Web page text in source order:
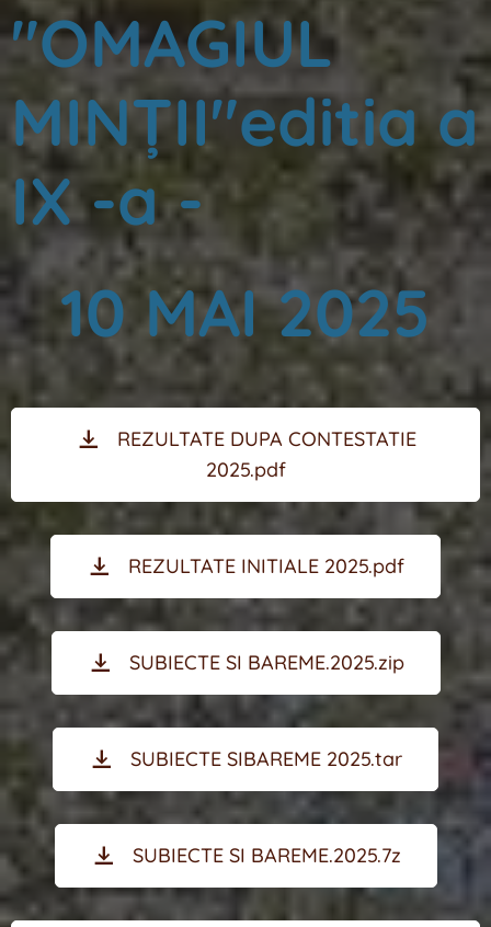
"OMAGIUL
MINȚII"editia a
IX -a -
10 MAI 2025
REZULTATE DUPA CONTESTATIE
2025.pdf
REZULTATE INITIALE 2025.pdf
SUBIECTE SI BAREME.2025.zip
SUBIECTE SIBAREME 2025.tar
SUBIECTE SI BAREME.2025.7z